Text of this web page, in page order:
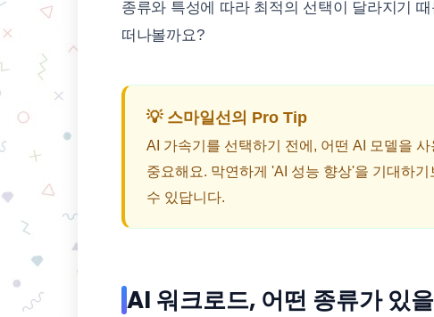
종류와 특성에 따라 최적의 선택이 달라지기
떠나볼까요?
💡 스마일선의 Pro Tip
AI 가속기를 선택하기 전에, 어떤 AI 모델을
중요해요. 막연하게 'AI 성능 향상'을 기대하
수 있답니다.
AI 워크로드, 어떤 종류가 있